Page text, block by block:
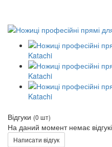
Відгуки (0 шт)
На даний момент немає
Написати відгук